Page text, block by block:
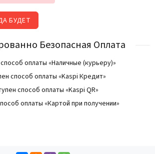
БУДЕТ
Безопасная Оплата